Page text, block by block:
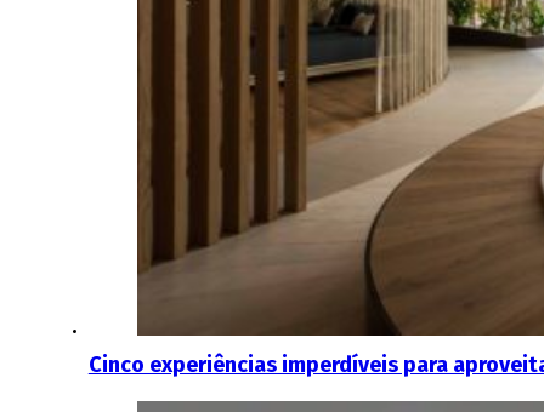
Cinco experiências imperdíveis para